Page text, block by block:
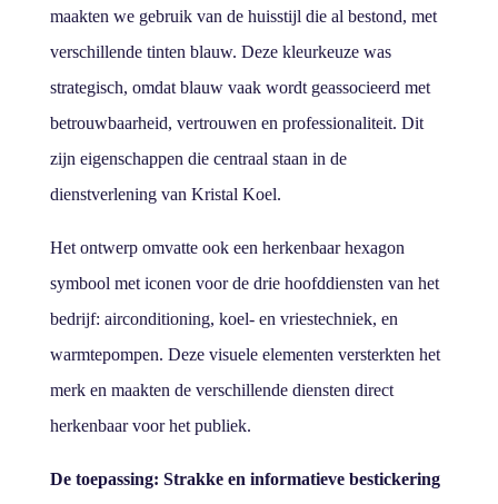
maakten we gebruik van de huisstijl die al bestond, met
verschillende tinten blauw. Deze kleurkeuze was
strategisch, omdat blauw vaak wordt geassocieerd met
betrouwbaarheid, vertrouwen en professionaliteit. Dit
zijn eigenschappen die centraal staan in de
dienstverlening van Kristal Koel.
Het ontwerp omvatte ook een herkenbaar hexagon
symbool met iconen voor de drie hoofddiensten van het
bedrijf: airconditioning, koel- en vriestechniek, en
warmtepompen. Deze visuele elementen versterkten het
merk en maakten de verschillende diensten direct
herkenbaar voor het publiek.
De toepassing: Strakke en informatieve bestickering